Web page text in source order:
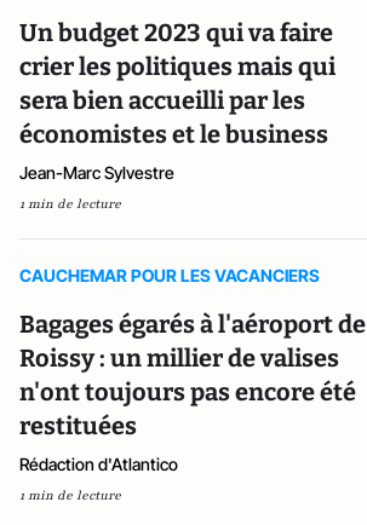
Un budget 2023 qui va faire
crier les politiques mais qui
sera bien accueilli par les
économistes et le business
Jean-Marc Sylvestre
1 min de lecture
CAUCHEMAR POUR LES VACANCIERS
Bagages égarés à l'aéroport de
Roissy : un millier de valises
n'ont toujours pas encore été
restituées
Rédaction d'Atlantico
1 min de lecture